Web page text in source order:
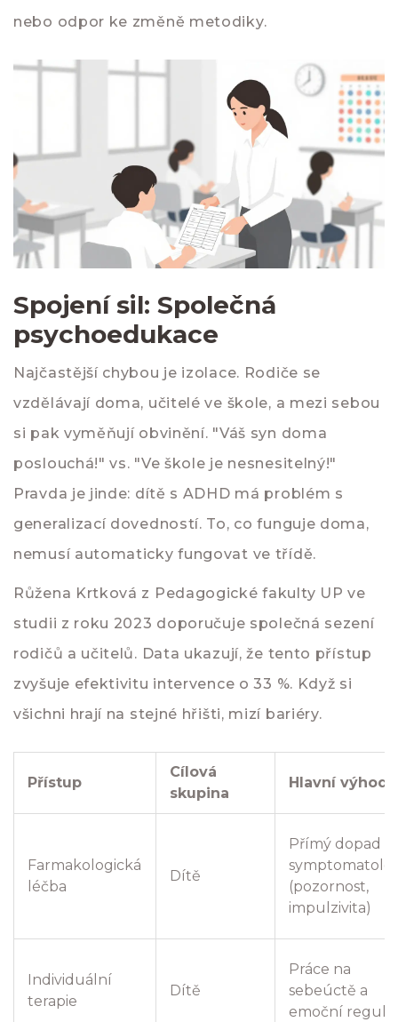
nebo odpor ke změně metodiky.
Spojení sil: Společná
psychoedukace
Najčastější chybou je izolace. Rodiče se
vzdělávají doma, učitelé ve škole, a mezi sebou
si pak vyměňují obvinění. "Váš syn doma
poslouchá!" vs. "Ve škole je nesnesitelný!"
Pravda je jinde: dítě s ADHD má problém s
generalizací dovedností. To, co funguje doma,
nemusí automaticky fungovat ve třídě.
Růžena Krtková z Pedagogické fakulty UP ve
studii z roku 2023 doporučuje společná sezení
rodičů a učitelů. Data ukazují, že tento přístup
zvyšuje efektivitu intervence o 33 %. Když si
všichni hrají na stejné hřišti, mizí bariéry.
Přístup
Cílová
skupina
Hlavní výhoda
Farmakologická
léčba
Dítě
Přímý dopad
(pozornost,
impulzivita)
Individuální
terapie
Dítě
Práce na
sebeúctě a
emoční